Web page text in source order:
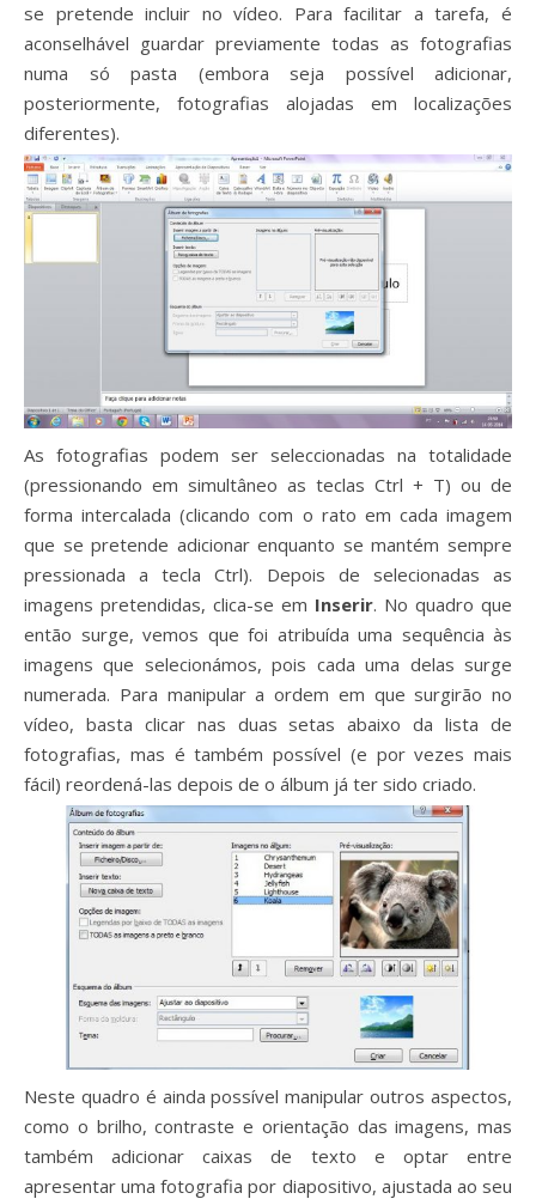
se pretende incluir no vídeo. Para facilitar a tarefa, é
aconselhável guardar previamente todas as fotografias
numa só pasta (embora seja possível adicionar,
posteriormente, fotografias alojadas em localizações
diferentes).
As fotografias podem ser seleccionadas na totalidade
(pressionando em simultâneo as teclas Ctrl + T) ou de
forma intercalada (clicando com o rato em cada imagem
que se pretende adicionar enquanto se mantém sempre
pressionada a tecla Ctrl). Depois de selecionadas as
imagens pretendidas, clica-se em Inserir. No quadro que
então surge, vemos que foi atribuída uma sequência às
imagens que selecionámos, pois cada uma delas surge
numerada. Para manipular a ordem em que surgirão no
vídeo, basta clicar nas duas setas abaixo da lista de
fotografias, mas é também possível (e por vezes mais
fácil) reordená-las depois de o álbum já ter sido criado.
Neste quadro é ainda possível manipular outros aspectos,
como o brilho, contraste e orientação das imagens, mas
também adicionar caixas de texto e optar entre
apresentar uma fotografia por diapositivo, ajustada ao seu